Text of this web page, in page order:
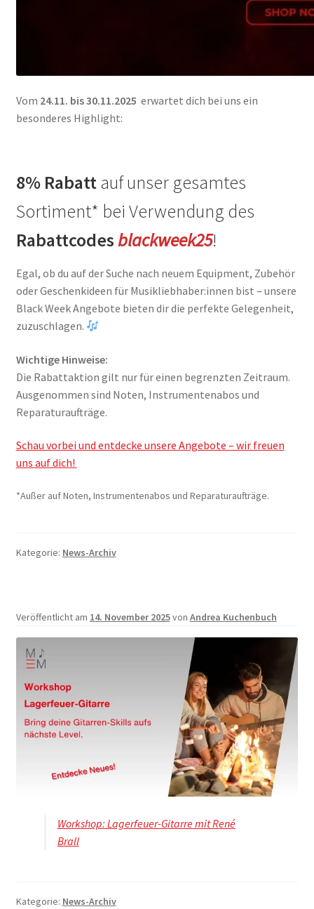
Vom 24.11. bis 30.11.2025 erwartet dich bei uns ein
besonderes Highlight:
8% Rabattauf unser gesamtes
Sortiment* bei Verwendung des
Rabattcodesblackweek25!
Egal, ob du auf der Suche nach neuem Equipment, Zubehör
oder Geschenkideen für Musikliebhaber:innen bist – unsere
Black Week Angebote bieten dir die perfekte Gelegenheit,
zuzuschlagen.
Wichtige Hinweise:
Die Rabattaktion gilt nur für einen begrenzten Zeitraum.
Ausgenommen sind Noten, Instrumentenabos und
Reparaturaufträge.
Schau vorbei und entdecke unsere Angebote – wir freuen
uns auf dich!
*Außer auf Noten, Instrumentenabos und Reparaturaufträge.
Kategorie: News-Archiv
Veröffentlicht am 14. November 2025von Andrea Kuchenbuch
Workshop: Lagerfeuer-Gitarre mit René
Brall
Kategorie: News-Archiv